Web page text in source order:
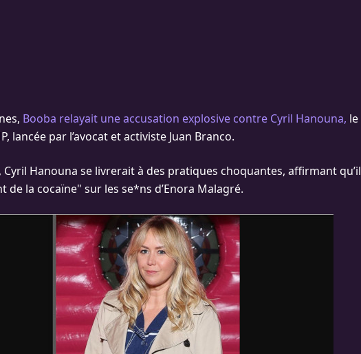
Booba relayait une accusation explosive contre Cyril Hanouna, le
lancée par l’avocat et activiste Juan Branco.
Cyril Hanouna se livrerait à des pratiques choquantes, affirmant qu’il
de la cocaïne" sur les se*ns d’Enora Malagré.